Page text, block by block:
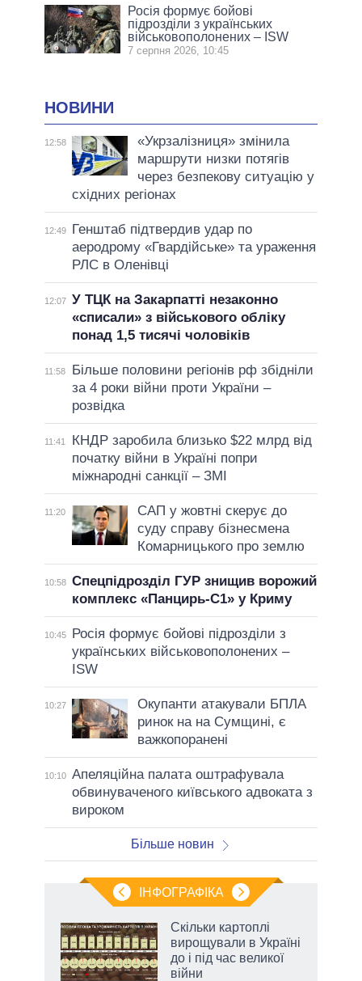
Росія формує бойові
підрозділи з українських
військовополонених – ISW
7 серпня 2026, 10:45
НОВИНИ
12:58
«Укрзалізниця» змінила
маршрути низки потягів
через безпекову ситуацію у
східних регіонах
12:49
Генштаб підтвердив удар по
аеродрому «Гвардійське» та ураження
РЛС в Оленівці
12:07 У ТЦК на Закарпатті незаконно
«списали» з військового обліку
понад 1,5 тисячі чоловіків
11:58
Більше половини регіонів рф збідніли
за 4 роки війни проти України –
розвідка
11:41
КНДР заробила близько $22 млрд від
початку війни в Україні попри
міжнародні санкції – ЗМІ
11:20
САП у жовтні скерує до
суду справу бізнесмена
Комарницького про землю
10:58 Спецпідрозділ ГУР знищив ворожий
комплекс «Панцирь-С1» у Криму
10:45
Росія формує бойові підрозділи з
українських військовополонених –
ISW
10:27
Окупанти атакували БПЛА
ринок на на Сумщині, є
важкопоранені
10:10 Апеляційна палата оштрафувала
обвинуваченого київського адвоката з
вироком
Більше новин
ІНФОГРАФІКА
Скільки картоплі
вирощували в Україні
до і під час великої
війни